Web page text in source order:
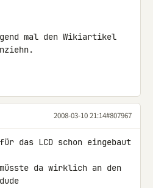
mal den Wikiartikel
2008-03-10 21:14#807967
das LCD schon eingebaut
da wirklich an den